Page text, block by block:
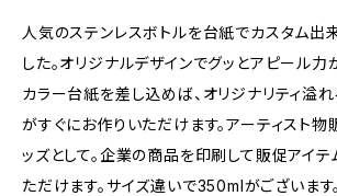
人気のステンレスボトルを台紙でカスタム出
した。オリジナルデザインでグッとアピール力
カラー台紙を差し込めば、オリジナリティ溢
がすぐにお作りいただけます。アーティスト物
ッズとして。企業の商品を印刷して販促アイテ
ただけます。サイズ違いで350mlがございます。